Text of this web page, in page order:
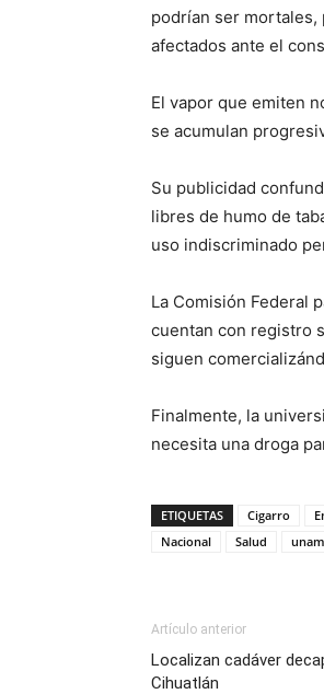
podrían ser mortales,
afectados ante el
El vapor que emiten
se acumulan
Su publicidad
libres de humo de
uso indiscriminado
La Comisión Federal
cuentan con registro
siguen
Finalmente, la
necesita una droga
ETIQUETAS Cigarro
Nacional
Salud unam
Artículo anterior
Localizan cadáver
Cihuatlán